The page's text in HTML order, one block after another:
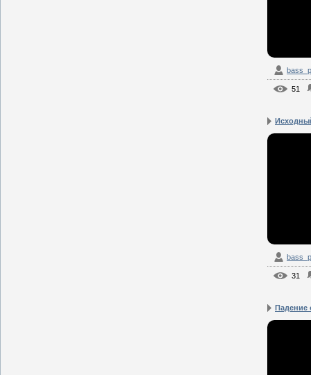
51
31
Падение